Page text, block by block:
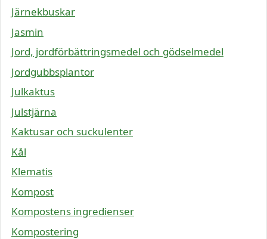
Järnekbuskar
Jasmin
Jord, jordförbättringsmedel och gödselmedel
Jordgubbsplantor
Julkaktus
Julstjärna
Kaktusar och suckulenter
Kål
Klematis
Kompost
Kompostens ingredienser
Kompostering